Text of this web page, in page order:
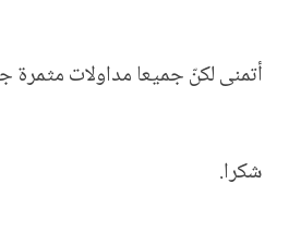
أتمنى لكنّ جميعا مداولات مثمرة
شكرا.